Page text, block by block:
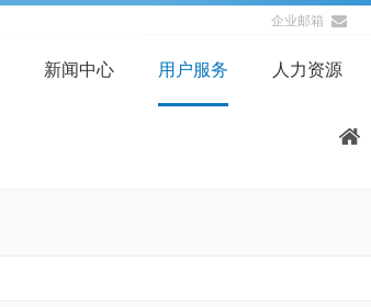
企业邮箱
新闻中心 用户服务 人力资源